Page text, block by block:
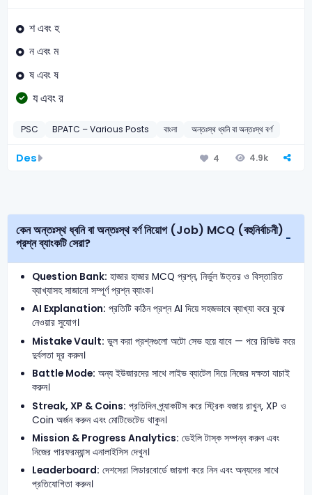
শ এবং হ
ন এবং ম
ষ এবং ষ
য এবং র
PSC BPATC – Various Posts বাংলা অন্তঃস্থ ধ্বনি বা অন্তঃস্থ বর্ণ
Des 4 4.9k
কেন অন্তঃস্থ ধ্বনি বা অন্তঃস্থ বর্ণ নিয়োগ (Job) MCQ (বহুনির্বাচনী)
প্রশ্ন ব্যাংকটি সেরা?
Question Bank: হাজার হাজার MCQ প্রশ্ন, নির্ভুল উত্তর ও বিস্তারিত
ব্যাখ্যাসহ সাজানো সম্পূর্ণ প্রশ্ন ব্যাংক।
AI Explanation: প্রতিটি কঠিন প্রশ্ন AI দিয়ে সহজভাবে ব্যাখ্যা করে বুঝে
নেওয়ার সুযোগ।
Mistake Vault: ভুল করা প্রশ্নগুলো অটো সেভ হয়ে যাবে — পরে রিভিউ করে
দুর্বলতা দূর করুন।
Battle Mode: অন্য ইউজারদের সাথে লাইভ ব্যাটেল দিয়ে নিজের দক্ষতা যাচাই
করুন।
Streak, XP & Coins: প্রতিদিন প্র্যাকটিস করে স্ট্রিক বজায় রাখুন, XP ও
Coin অর্জন করুন এবং মোটিভেটেড থাকুন।
Mission & Progress Analytics: ডেইলি টাস্ক সম্পন্ন করুন এবং
নিজের পারফরম্যান্স এনালাইসিস দেখুন।
Leaderboard: দেশসেরা লিডারবোর্ডে জায়গা করে নিন এবং অন্যদের সাথে
প্রতিযোগিতা করুন।